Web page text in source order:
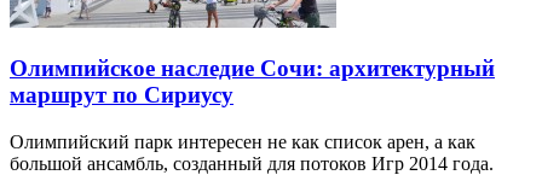
Олимпийское наследие Сочи: архитектурный
маршрут по Сириусу
Олимпийский парк интересен не как список арен, а как
большой ансамбль, созданный для потоков Игр 2014 года.